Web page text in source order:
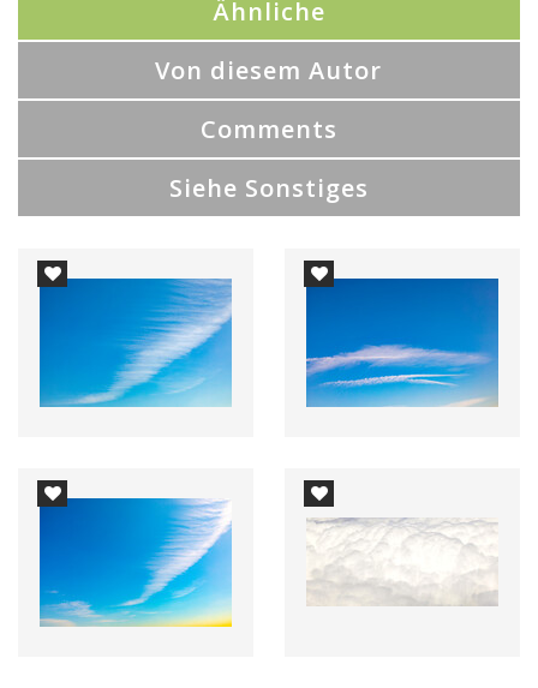
Ähnliche
Von diesem Autor
Comments
Siehe Sonstiges